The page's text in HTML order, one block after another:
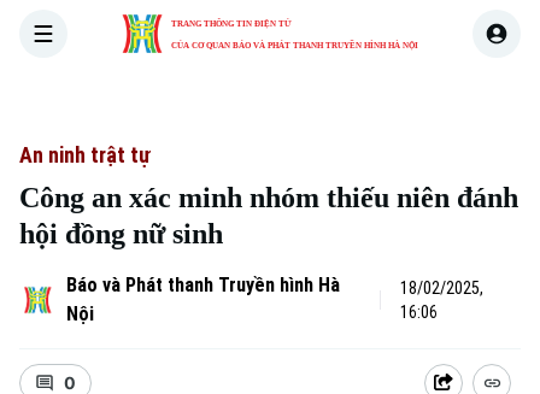
TRANG THÔNG TIN ĐIỆN TỬ
CỦA CƠ QUAN BÁO VÀ PHÁT THANH TRUYỀN HÌNH HÀ NỘI
An ninh trật tự
Công an xác minh nhóm thiếu niên đánh
hội đồng nữ sinh
Báo và Phát thanh Truyền hình Hà
Nội
18/02/2025,
16:06
0